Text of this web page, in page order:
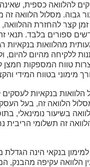
להלוואה כספית,
גבוה. מסלול הלוואה זה
קצר להחזרת
ספורים בלבד. תנאי
מהלוואות בנקאיות
ללקיחה מהיום להיום,
טווח המספקות חמצן
מימוני בטווח המידי
הלוואות בנקאיות לעסקים
הלוואה זה, בעל
בשיעור נומינאלי,
זה תשלומי הריבית
בנקאי הינה
הלוואה עקיפה מהבנק,